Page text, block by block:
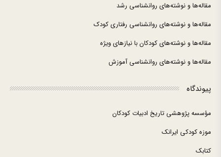
مقاله‌ها و نوشته‌های روانشناسی رشد
مقاله‌ها و نوشته‌های روانشناسی رفتاری کودک
مقاله‌ها و نوشته‌های کودکان با نیازهای ویژه
مقاله‌ها و نوشته‌های روانشناسی آموزش
پیوندگاه
مؤسسه پژوهشی تاریخ ادبیات کودکان
موزه کودکی ایرانک
کتابک